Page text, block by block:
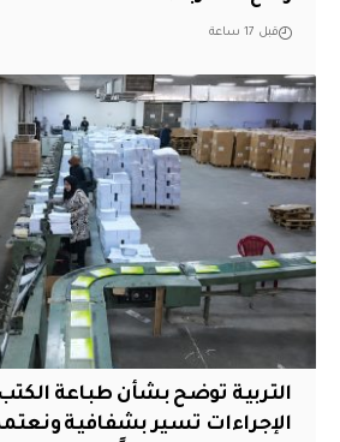
قبل 17 ساعة
التربية توضح بشأن طباعة
الإجراءات تسير بشفافية